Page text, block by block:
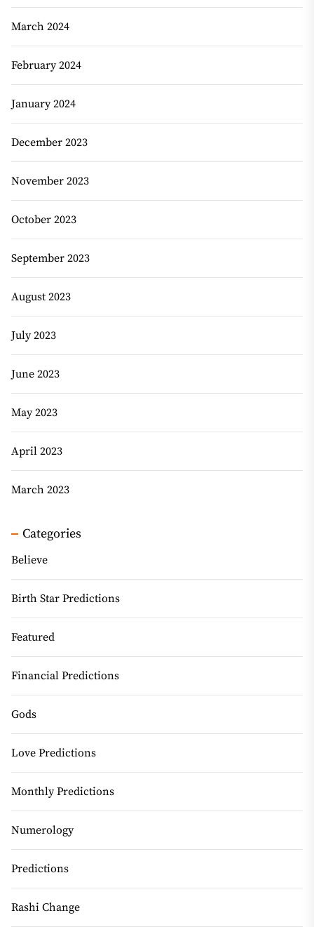
March 2024
February 2024
January 2024
December 2023
November 2023
October 2023
September 2023
August 2023
July 2023
June 2023
May 2023
April 2023
March 2023
Categories
Believe
Birth Star Predictions
Featured
Financial Predictions
Gods
Love Predictions
Monthly Predictions
Numerology
Predictions
Rashi Change